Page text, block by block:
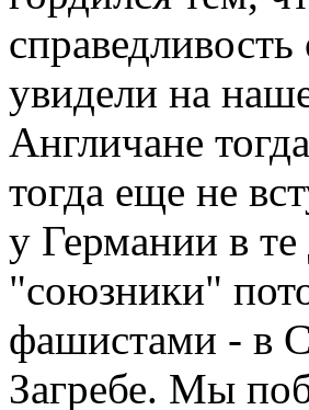
увидели на
Англичане
тогда еще не
у Германии в
"союзники"
фашистами - в
Загребе. Мы